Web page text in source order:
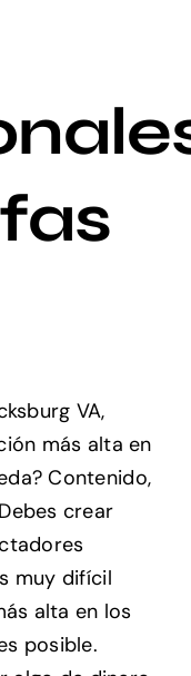
VA,
más alta en
Contenido,
crear
muy difícil
alta en los
posible.